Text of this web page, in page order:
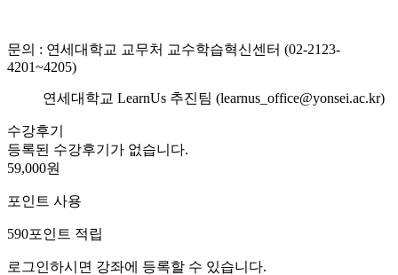
문의 : 연세대학교 교무처 교수학습혁신센터 (02-2123-
4201~4205)
연세대학교 LearnUs 추진팀 (learnus_office@yonsei.ac.kr)
수강후기
등록된 수강후기가 없습니다.
59,000원
포인트 사용
590포인트 적립
로그인하시면 강좌에 등록할 수 있습니다.